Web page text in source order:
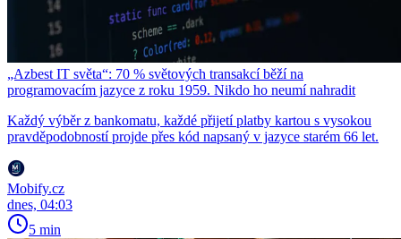
„Azbest IT světa“: 70 % světových transakcí běží na
programovacím jazyce z roku 1959. Nikdo ho neumí nahradit
Každý výběr z bankomatu, každé přijetí platby kartou s vysokou
pravděpodobností projde přes kód napsaný v jazyce starém 66 let.
Mobify.cz
dnes, 04:03
5 min